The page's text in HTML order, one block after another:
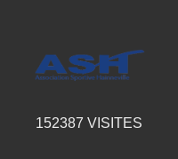
152387 VISITES